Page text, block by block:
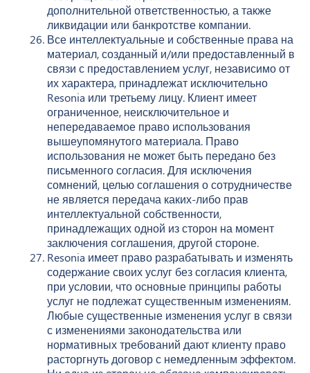
дополнительной ответственностью, а также
ликвидации или банкротстве компании.
Все интеллектуальные и собственные права на
материал, созданный и/или предоставленный в
связи с предоставлением услуг, независимо от
их характера, принадлежат исключительно
Resonia или третьему лицу. Клиент имеет
ограниченное, неисключительное и
непередаваемое право использования
вышеупомянутого материала. Право
использования не может быть передано без
письменного согласия. Для исключения
сомнений, целью соглашения о сотрудничестве
не является передача каких-либо прав
интеллектуальной собственности,
принадлежащих одной из сторон на момент
заключения соглашения, другой стороне.
Resonia имеет право разрабатывать и изменять
содержание своих услуг без согласия клиента,
при условии, что основные принципы работы
услуг не подлежат существенным изменениям.
Любые существенные изменения услуг в связи
с изменениями законодательства или
нормативных требований дают клиенту право
расторгнуть договор с немедленным эффектом.